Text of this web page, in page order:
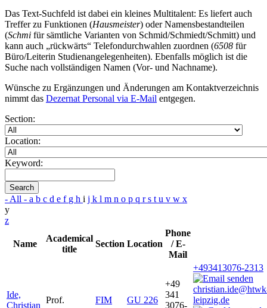
Das Text-Suchfeld ist dabei ein kleines Multitalent: Es liefert auch
Treffer zu Funktionen (Hausmeister) oder Namensbestandteilen
(Schmi für sämtliche Varianten von Schmid/Schmiedt/Schmitt) und
kann auch „rückwärts“ Telefondurchwahlen zuordnen (6508 für
Büro/Leiterin Studienangelegenheiten). Ebenfalls möglich ist die
Suche nach vollständigen Namen (Vor- und Nachname).
Wünsche zu Ergänzungen und Änderungen am Kontaktverzeichnis
nimmt das Dezernat Personal via E-Mail entgegen.
Section:
Location:
Keyword:
Search
- All - a b c d e f g h i j k l m n o p q rs t u v w x
y
z
Name
Academical
title
Section Location
Phone
/ E-
Mail
Ide,
Christian
Prof. FIM GU 226
+49
341
3076-
+493413076-2313
leipzig.de